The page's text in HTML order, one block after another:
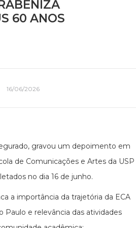
60 ANOS
16/06/2026
gravou um depoimento em
de Comunicações e Artes da USP
no dia 16 de junho.
a importância da trajetória da ECA
Paulo e relevância das atividades